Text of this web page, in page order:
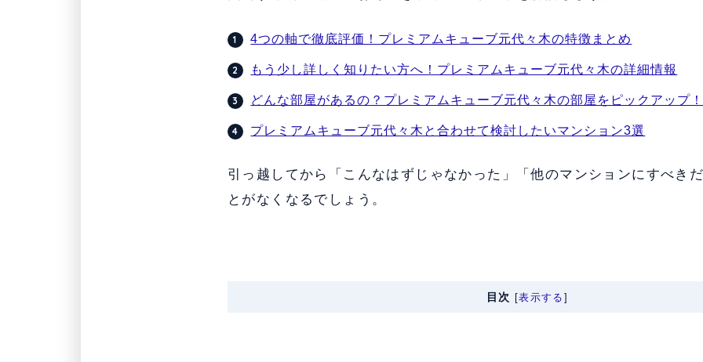
4つの軸で徹底評価！プレミアムキューブ元代々木の特徴まとめ
もう少し詳しく知りたい方へ！プレミアムキューブ元代々木の詳細情報
どんな部屋があるの？プレミアムキューブ元代々木の部屋をピックアップ
プレミアムキューブ元代々木と合わせて検討したいマンション3選
引っ越してから「こんなはずじゃなかった」「他のマンションにすべき
とがなくなるでしょう。
目次 [表示する